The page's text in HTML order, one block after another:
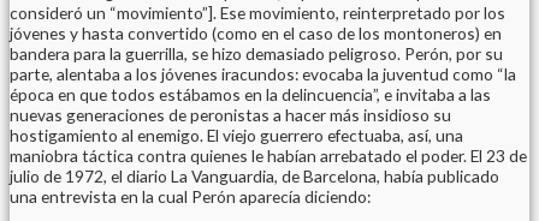
consideró un “movimiento”]. Ese movimiento, reinterpretado por los
jóvenes y hasta convertido (como en el caso de los montoneros) en
bandera para la guerrilla, se hizo demasiado peligroso. Perón, por su
parte, alentaba a los jóvenes iracundos: evocaba la juventud como “la
época en que todos estábamos en la delincuencia”, e invitaba a las
nuevas generaciones de peronistas a hacer más insidioso su
hostigamiento al enemigo. El viejo guerrero efectuaba, así, una
maniobra táctica contra quienes le habían arrebatado el poder. El 23 de
julio de 1972, el diario La Vanguardia, de Barcelona, había publicado
una entrevista en la cual Perón aparecía diciendo: